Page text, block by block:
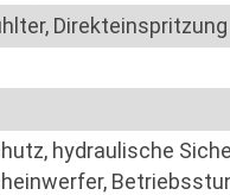
Direkteinspritzung
hydraulische